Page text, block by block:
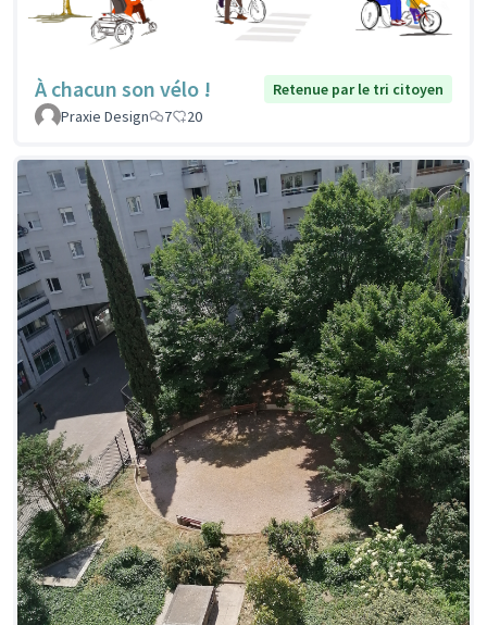
À chacun son vélo !
Retenue par le tri citoyen
Praxie Design
7 20